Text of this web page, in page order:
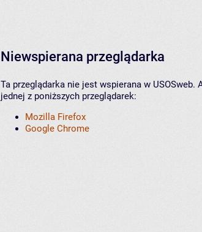
Niewspierana przeglądarka
Ta przeglądarka nie jest wspierana w
jednej z poniższych przeglądarek:
Mozilla Firefox
Google Chrome